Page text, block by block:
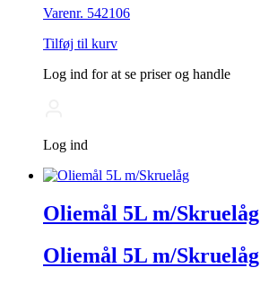
Varenr. 542106
Tilføj til kurv
Log ind for at se priser og handle
Log ind
Oliemål 5L m/Skruelåg
Oliemål 5L m/Skruelåg